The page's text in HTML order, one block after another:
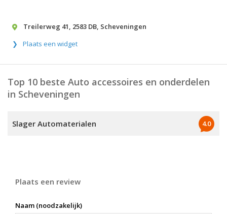
Treilerweg 41, 2583 DB, Scheveningen
Plaats een widget
Top 10 beste Auto accessoires en onderdelen
in Scheveningen
Slager Automaterialen 4.0
Plaats een review
Naam (noodzakelijk)